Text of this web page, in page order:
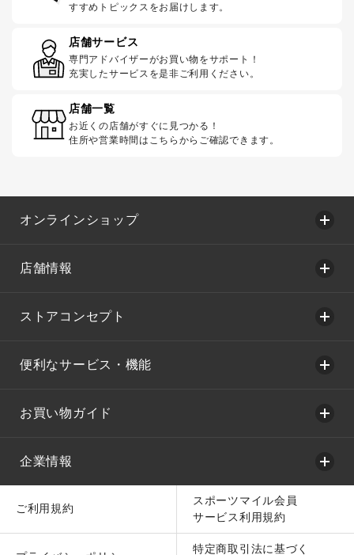
すすめトピックスをお届けします。
店舗サービス
専門アドバイザーがお買い物をサポート！
充実したサービスを是非ご利用ください。
店舗一覧
お近くの店舗がすぐに見つかる！
住所や営業時間はこちらからご確認できます。
オンラインショップ
店舗情報
ストアコンセプト
便利なサービス・機能
お買い物ガイド
企業情報
ご利用規約
スポーツマイル会員
サービス利用規約
特定商取引法に基づく